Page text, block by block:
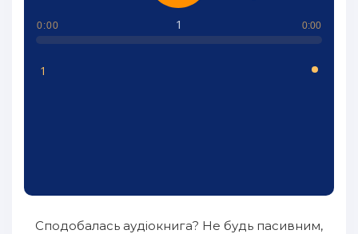
1
0:00 0:00
1
Сподобалась аудіокнига? Не будь пасивним,